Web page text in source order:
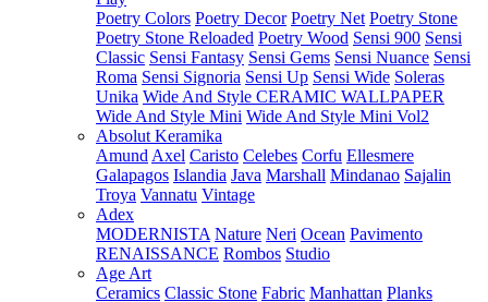
Poetry Colors Poetry Decor Poetry Net Poetry Stone
Poetry Stone Reloaded Poetry Wood Sensi 900 Sensi
Classic Sensi Fantasy Sensi Gems Sensi Nuance Sensi
Roma Sensi Signoria Sensi Up Sensi Wide Soleras
Unika Wide And Style CERAMIC WALLPAPER
Wide And Style Mini Wide And Style Mini Vol2
Absolut Keramika
Amund Axel Caristo Celebes Corfu Ellesmere
Galapagos Islandia Java Marshall Mindanao Sajalin
Troya Vannatu Vintage
Adex
MODERNISTA Nature Neri Ocean Pavimento
RENAISSANCE Rombos Studio
Age Art
Ceramics Classic Stone Fabric Manhattan Planks